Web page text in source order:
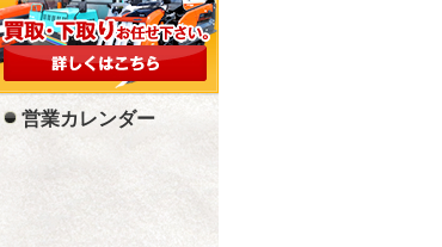
営業カレンダー